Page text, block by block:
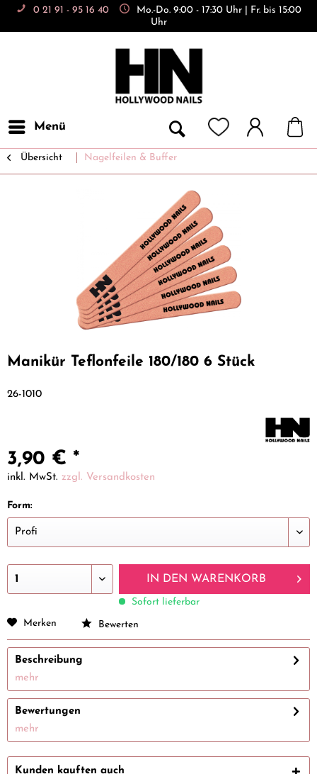
0 21 91 - 95 16 40
Mo.-Do. 9:00 - 17:30 Uhr | Fr. bis 15:00
Uhr
Menü
Übersicht Nagelfeilen & Buffer
Manikür Teflonfeile 180/180 6 Stück
26-1010
3,90 € *
inkl. MwSt. zzgl. Versandkosten
Form:
IN DEN WARENKORB
Sofort lieferbar
Merken
Bewerten
Beschreibung
mehr
Bewertungen
mehr
Kunden kauften auch